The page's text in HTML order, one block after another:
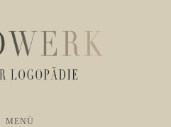
MENÜ